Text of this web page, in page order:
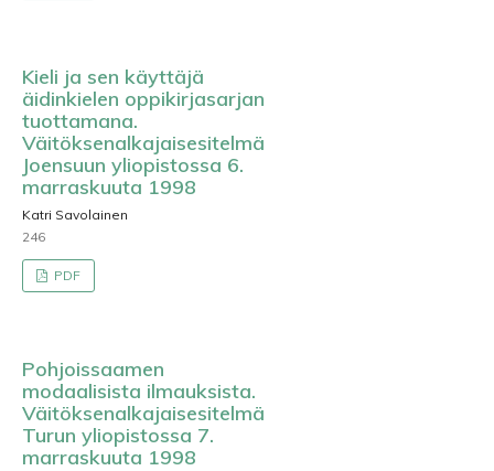
Kieli ja sen käyttäjä
äidinkielen oppikirjasarjan
tuottamana.
Väitöksenalkajaisesitelmä
Joensuun yliopistossa 6.
marraskuuta 1998
Katri Savolainen
246
PDF
Pohjoissaamen
modaalisista ilmauksista.
Väitöksenalkajaisesitelmä
Turun yliopistossa 7.
marraskuuta 1998